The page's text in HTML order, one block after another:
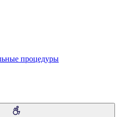
процедуры